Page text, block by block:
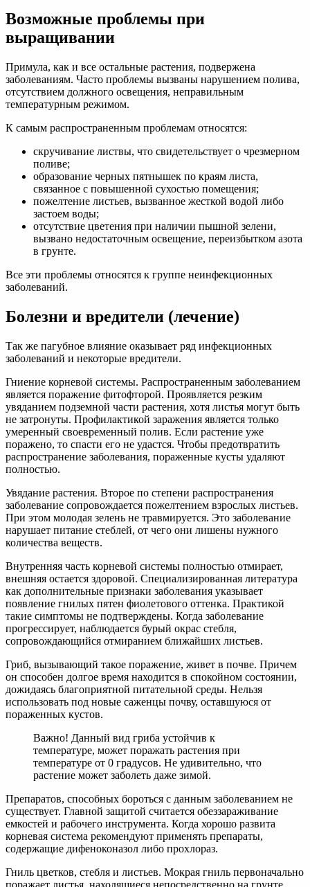
Возможные проблемы при
выращивании
Примула, как и все остальные растения, подвержена
заболеваниям. Часто проблемы вызваны нарушением полива,
отсутствием должного освещения, неправильным
температурным режимом.
К самым распространенным проблемам относятся:
скручивание листвы, что свидетельствует о чрезмерном
поливе;
образование черных пятнышек по краям листа,
связанное с повышенной сухостью помещения;
пожелтение листьев, вызванное жесткой водой либо
застоем воды;
отсутствие цветения при наличии пышной зелени,
вызвано недостаточным освещение, переизбытком азота
в грунте.
Все эти проблемы относятся к группе неинфекционных
заболеваний.
Болезни и вредители (лечение)
Так же пагубное влияние оказывает ряд инфекционных
заболеваний и некоторые вредители.
Гниение корневой системы. Распространенным заболеванием
является поражение фитофторой. Проявляется резким
увяданием подземной части растения, хотя листья могут быть
не затронуты. Профилактикой заражения является только
умеренный своевременный полив. Если растение уже
поражено, то спасти его не удастся. Чтобы предотвратить
распространение заболевания, пораженные кусты удаляют
полностью.
Увядание растения. Второе по степени распространения
заболевание сопровождается пожелтением взрослых листьев.
При этом молодая зелень не травмируется. Это заболевание
нарушает питание стеблей, от чего они лишены нужного
количества веществ.
Внутренняя часть корневой системы полностью отмирает,
внешняя остается здоровой. Специализированная литература
как дополнительные признаки заболевания указывает
появление гнилых пятен фиолетового оттенка. Практикой
такие симптомы не подтверждены. Когда заболевание
прогрессирует, наблюдается бурый окрас стебля,
сопровождающийся отмиранием ближайших листьев.
Гриб, вызывающий такое поражение, живет в почве. Причем
он способен долгое время находится в спокойном состоянии,
дожидаясь благоприятной питательной среды. Нельзя
использовать под новые саженцы почву, оставшуюся от
пораженных кустов.
Важно! Данный вид гриба устойчив к
температуре, может поражать растения при
температуре от 0 градусов. Не удивительно, что
растение может заболеть даже зимой.
Препаратов, способных бороться с данным заболеванием не
существует. Главной защитой считается обеззараживание
емкостей и рабочего инструмента. Когда хорошо развита
корневая система рекомендуют применять препараты,
содержащие дифеноконазол либо прохлораз.
Гниль цветков, стебля и листьев. Мокрая гниль первоначально
поражает листья, находящиеся непосредственно на грунте.